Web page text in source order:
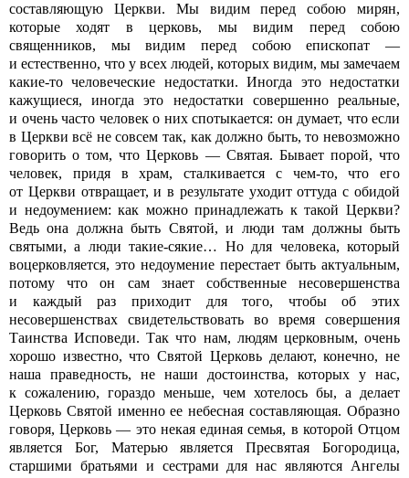
составляющую Церкви. Мы видим перед собою мирян,
которые ходят в церковь, мы видим перед собою
священников, мы видим перед собою епископат —
и естественно, что у всех людей, которых видим, мы замечаем
какие-то человеческие недостатки. Иногда это недостатки
кажущиеся, иногда это недостатки совершенно реальные,
и очень часто человек о них спотыкается: он думает, что если
в Церкви всё не совсем так, как должно быть, то невозможно
говорить о том, что Церковь — Святая. Бывает порой, что
человек, придя в храм, сталкивается с чем-то, что его
от Церкви отвращает, и в результате уходит оттуда с обидой
и недоумением: как можно принадлежать к такой Церкви?
Ведь она должна быть Святой, и люди там должны быть
святыми, а люди такие-сякие… Но для человека, который
воцерковляется, это недоумение перестает быть актуальным,
потому что он сам знает собственные несовершенства
и каждый раз приходит для того, чтобы об этих
несовершенствах свидетельствовать во время совершения
Таинства Исповеди. Так что нам, людям церковным, очень
хорошо известно, что Святой Церковь делают, конечно, не
наша праведность, не наши достоинства, которых у нас,
к сожалению, гораздо меньше, чем хотелось бы, а делает
Церковь Святой именно ее небесная составляющая. Образно
говоря, Церковь — это некая единая семья, в которой Отцом
является Бог, Матерью является Пресвятая Богородица,
старшими братьями и сестрами для нас являются Ангелы